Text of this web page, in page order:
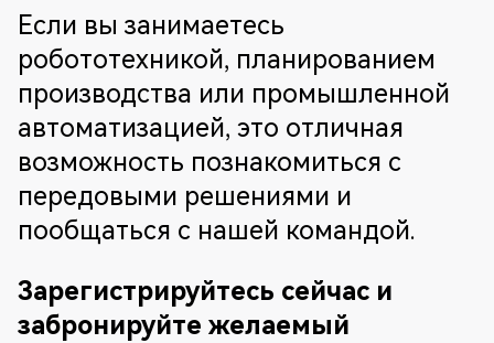
Если вы занимаетесь
робототехникой, планированием
производства или промышленной
автоматизацией, это отличная
возможность познакомиться с
передовыми решениями и
пообщаться с нашей командой.
Зарегистрируйтесь сейчас и
забронируйте желаемый